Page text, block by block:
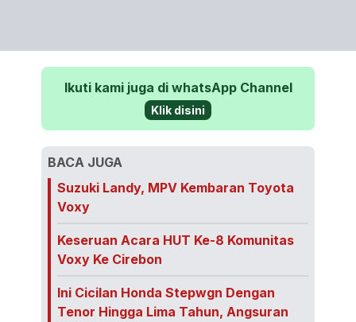
Ikuti kami juga di whatsApp Channel
Klik disini
BACA JUGA
Suzuki Landy, MPV Kembaran Toyota
Voxy
Keseruan Acara HUT Ke-8 Komunitas
Voxy Ke Cirebon
Ini Cicilan Honda Stepwgn Dengan
Tenor Hingga Lima Tahun, Angsuran